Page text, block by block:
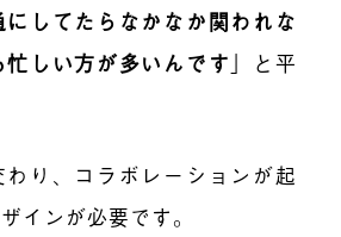
してたらなかなか関われな
しい方が多いんです 」と平
り、コラボレーションが起
インが必要です。